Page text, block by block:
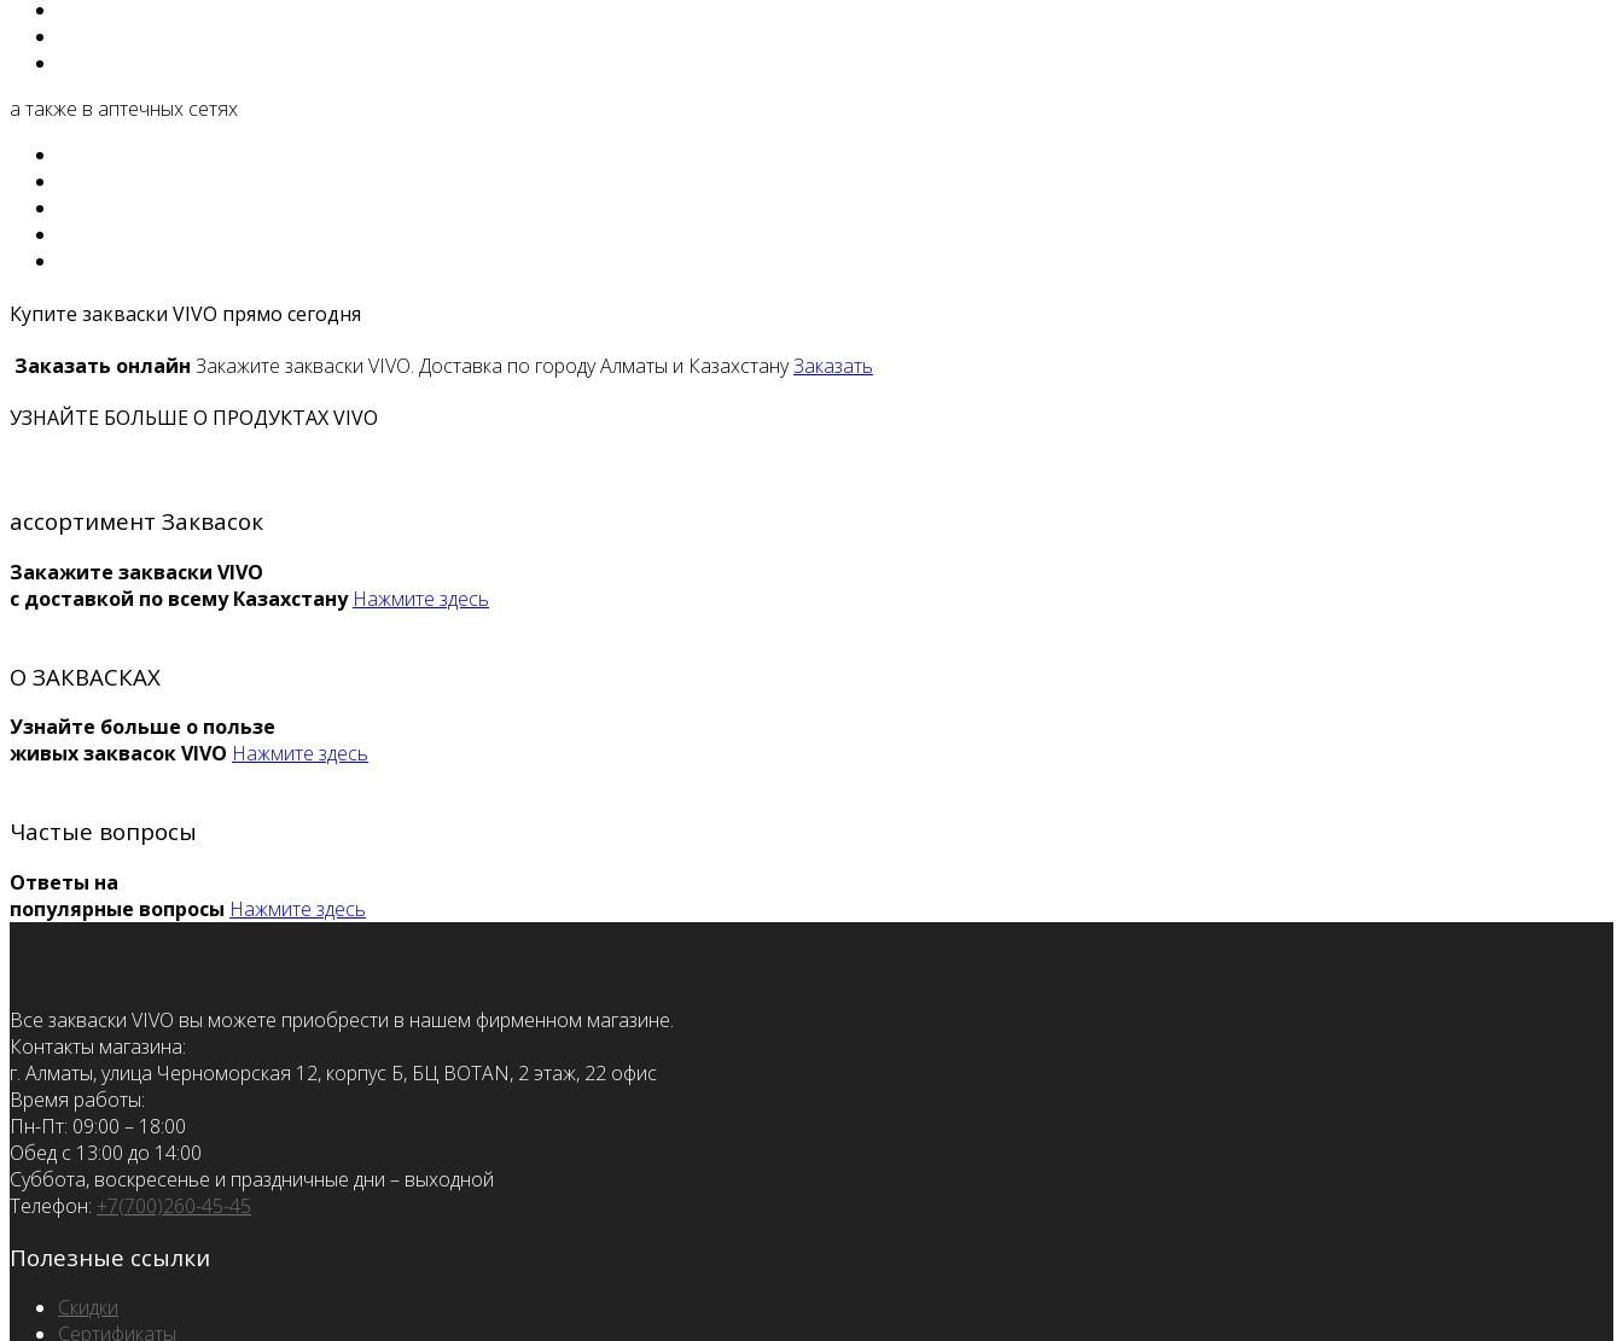
а также в аптечных сетях
Купите закваски VIVO прямо сегодня
Заказать онлайн Закажите закваски VIVO. Доставка по городу Алматы и КазахстануЗаказать
УЗНАЙТЕ БОЛЬШЕ О ПРОДУКТАХ VIVO
ассортимент Заквасок
Закажите закваски VIVO
с доставкой по всему Казахстану Нажмите здесь
О ЗАКВАСКАХ
Узнайте больше о пользе
живых заквасок VIVO Нажмите здесь
Частые вопросы
Ответы на
популярные вопросы Нажмите здесь
Все закваски VIVO вы можете приобрести в нашем фирменном магазине.
Контакты магазина:
г. Алматы, улица Черноморская 12, корпус Б, БЦ BOTAN, 2 этаж, 22 офис
Время работы:
Пн-Пт: 09:00 – 18:00
Обед с 13:00 до 14:00
Суббота, воскресенье и праздничные дни – выходной
Телефон: +7(700)260-45-45
Полезные ссылки
Скидки
Сертификаты